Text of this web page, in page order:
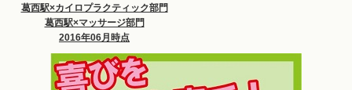
葛西駅×カイロプラクティック部門
葛西駅×マッサージ部門
2016年06月時点